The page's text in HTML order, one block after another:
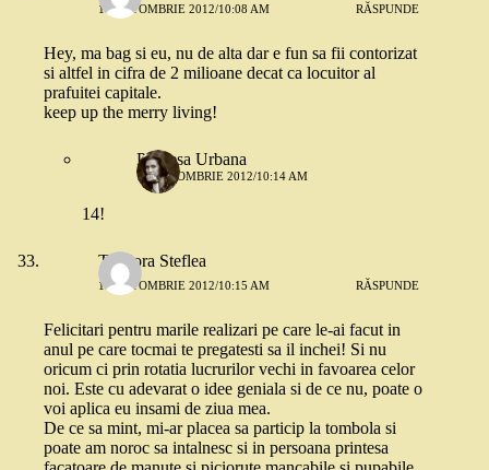
18 OCTOMBRIE 2012/10:08 AM RĂSPUNDE
Hey, ma bag si eu, nu de alta dar e fun sa fii contorizat
si altfel in cifra de 2 milioane decat ca locuitor al
prafuitei capitale.
keep up the merry living!
Printesa Urbana
18 OCTOMBRIE 2012/10:14 AM
14!
Teodora Steflea
18 OCTOMBRIE 2012/10:15 AM RĂSPUNDE
Felicitari pentru marile realizari pe care le-ai facut in
anul pe care tocmai te pregatesti sa il inchei! Si nu
oricum ci prin rotatia lucrurilor vechi in favoarea celor
noi. Este cu adevarat o idee geniala si de ce nu, poate o
voi aplica eu insami de ziua mea.
De ce sa mint, mi-ar placea sa particip la tombola si
poate am noroc sa intalnesc si in persoana printesa